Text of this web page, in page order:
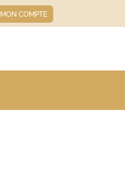
MON COMPTE